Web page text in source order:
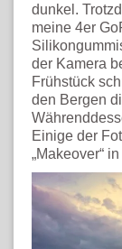
dunkel.
meine 4er
der Kamera
Frühstück
den Bergen
Einige der
„Makeover“